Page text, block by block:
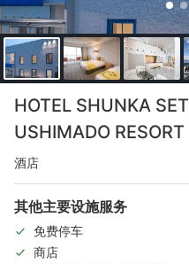
HOTEL SHUNKA
USHIMADO RESORT
酒店
其他主要设施服务
免费停车
商店